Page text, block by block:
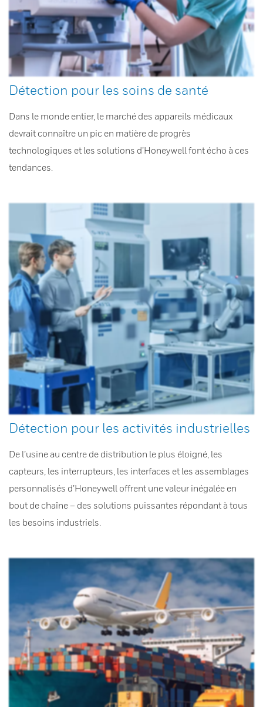
Détection pour les soins de santé
Dans le monde entier, le marché des appareils médicaux
devrait connaître un pic en matière de progrès
technologiques et les solutions d’Honeywell font écho à ces
tendances.
Détection pour les activités industrielles
De l’usine au centre de distribution le plus éloigné, les
capteurs, les interrupteurs, les interfaces et les assemblages
personnalisés d’Honeywell offrent une valeur inégalée en
bout de chaîne – des solutions puissantes répondant à tous
les besoins industriels.